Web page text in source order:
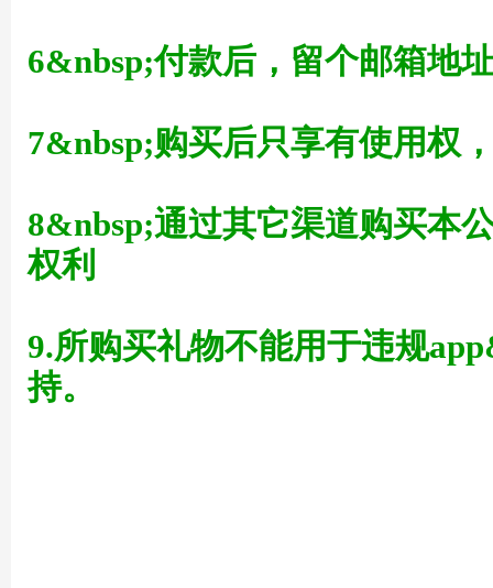
6&nbsp;付款后，留个邮箱地
7&nbsp;购买后只享有使用权
8&nbsp;通过其它渠道购买本
权利
9.所购买礼物不能用于违规
持。